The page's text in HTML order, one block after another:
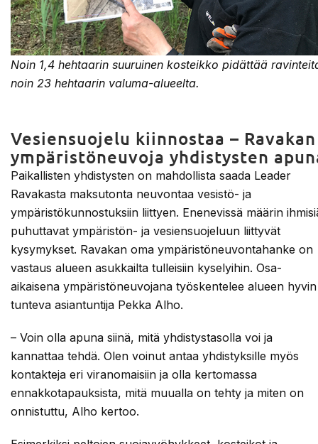
Noin 1,4 hehtaarin suuruinen kosteikko pidättää
noin 23 hehtaarin valuma-alueelta.
Vesiensuojelu kiinnostaa – Ravakan
ympäristöneuvoja yhdistysten
Paikallisten yhdistysten on mahdollista saada Leader
Ravakasta maksutonta neuvontaa vesistö- ja
ympäristökunnostuksiin liittyen. Enenevissä määrin
puhuttavat ympäristön- ja vesiensuojeluun liittyvät
kysymykset. Ravakan oma ympäristöneuvontahanke on
vastaus alueen asukkailta tulleisiin kyselyihin. Osa-
aikaisena ympäristöneuvojana työskentelee alueen hyvin
tunteva asiantuntija Pekka Alho.
– Voin olla apuna siinä, mitä yhdistystasolla voi ja
kannattaa tehdä. Olen voinut antaa yhdistyksille myös
kontakteja eri viranomaisiin ja olla kertomassa
ennakkotapauksista, mitä muualla on tehty ja miten on
onnistuttu, Alho kertoo.